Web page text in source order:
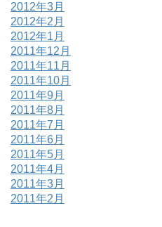
2012年3月
2012年2月
2012年1月
2011年12月
2011年11月
2011年10月
2011年9月
2011年8月
2011年7月
2011年6月
2011年5月
2011年4月
2011年3月
2011年2月